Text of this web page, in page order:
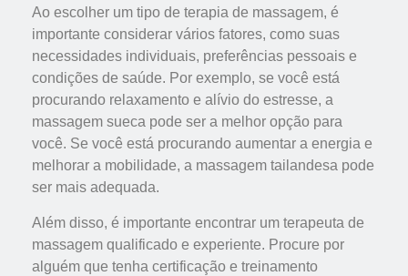
Ao escolher um tipo de terapia de massagem, é
importante considerar vários fatores, como suas
necessidades individuais, preferências pessoais e
condições de saúde. Por exemplo, se você está
procurando relaxamento e alívio do estresse, a
massagem sueca pode ser a melhor opção para
você. Se você está procurando aumentar a energia e
melhorar a mobilidade, a massagem tailandesa pode
ser mais adequada.
Além disso, é importante encontrar um terapeuta de
massagem qualificado e experiente. Procure por
alguém que tenha certificação e treinamento